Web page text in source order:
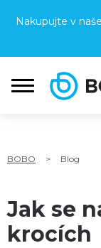
Nakupujte v
BOBO > Blog
Jak se
krocích